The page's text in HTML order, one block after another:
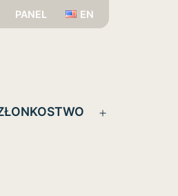
PANEL EN
Rozwiń